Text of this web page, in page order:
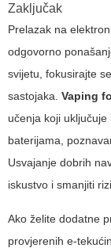
Zaključak
Prelazak na
odgovorno
svijetu, fokusirajte
sastojaka. Vaping
učenja koji
baterijama,
Usvajanje dobrih
iskustvo i smanjiti
Ako želite dodatne
provjerenih e-